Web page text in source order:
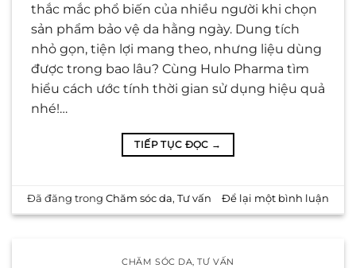
thắc mắc phổ biến của nhiều người khi chọn
sản phẩm bảo vệ da hằng ngày. Dung tích
nhỏ gọn, tiện lợi mang theo, nhưng liệu dùng
được trong bao lâu? Cùng Hulo Pharma tìm
hiểu cách ước tính thời gian sử dụng hiệu quả
nhé!…
TIẾP TỤC ĐỌC →
Đã đăng trongChăm sóc da,Tư vấn Để lại một bình luận
CHĂM SÓC DA ,TƯ VẤN